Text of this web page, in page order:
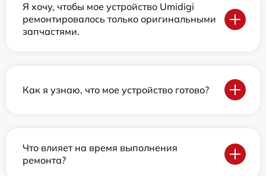
Я хочу, чтобы мое устройство Umidigi
ремонтировалось только оригинальными
запчастями.
Как я узнаю, что мое устройство готово?
Что влияет на время выполнения
ремонта?